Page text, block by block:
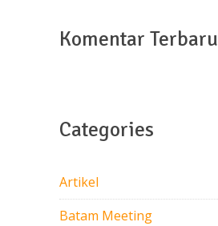
Komentar Terbaru
Categories
Artikel
Batam Meeting